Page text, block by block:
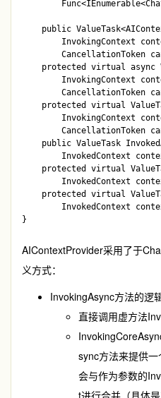
public
InvokingContext
CancellationToken
protected virtual async
InvokingContext
CancellationToken
protected virtual
InvokingContext
CancellationToken
public ValueTask
InvokedContext
protected virtual
InvokedContext
protected virtual
InvokedContext
AIContextProvider采用了于
义方式：
InvokingAsync方法的逻辑
直接调用虚方法
sync方法来提供一
会与作为参数的
t进行合并（具体